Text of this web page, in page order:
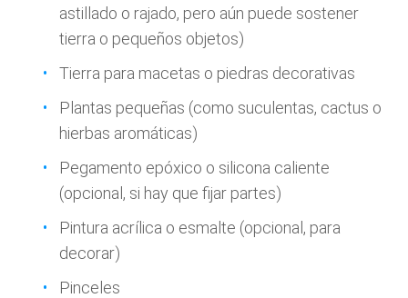
astillado o rajado, pero aún puede sostener
tierra o pequeños objetos)
Tierra para macetas o piedras decorativas
Plantas pequeñas (como suculentas, cactus o
hierbas aromáticas)
Pegamento epóxico o silicona caliente
(opcional, si hay que fijar partes)
Pintura acrílica o esmalte (opcional, para
decorar)
Pinceles